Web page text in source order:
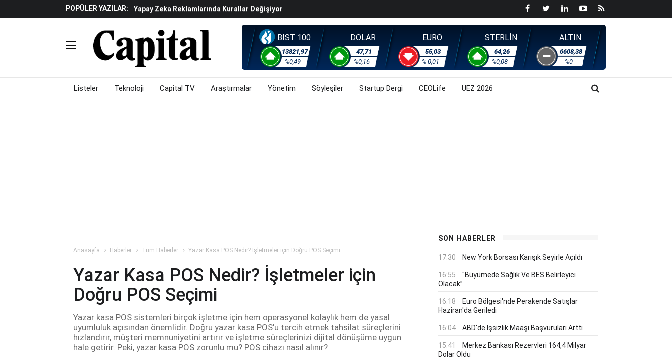
POPÜLER YAZILAR:
Yapay Zeka Reklamlarında Kurallar Değişiyor
Beyaz Eşya Sektöründe Daralma Sürüyor
Döviz Ve Altın Güne Nasıl Başladı? (31 Temmuz 2026)
Küresel Piyasalarda Teknoloji Rallisi Risk Iştahını Artırdı
Piyasalarda Gün Ortası: Borsa, Döviz Ve Altında Son Durum Ne? (31 Temmuz 2026)
BIST 100
13821,97
%0,49
DOLAR
47,71
%0,16
EURO
55,03
%-0,01
STERLİN
64,26
%0,08
ALTIN
6608,38
%0
Listeler Teknoloji Capital TV Araştırmalar Yönetim Söyleşiler Startup Dergi CEOLife UEZ 2026
Anasayfa Haberler Tüm Haberler Yazar Kasa POS Nedir? İşletmeler için Doğru POS Seçimi
Yazar Kasa POS Nedir? İşletmeler için
Doğru POS Seçimi
Yazar kasa POS sistemleri birçok işletme için hem operasyonel kolaylık hem de yasal
uyumluluk açısından önemlidir. Doğru yazar kasa POS’u tercih etmek tahsilat süreçlerini
hızlandırır, müşteri memnuniyetini artırır ve işletme süreçlerinizi dijital dönüşüme uygun
hale getirir. Peki, yazar kasa POS zorunlu mu? POS cihazı nasıl alınır?
SON HABERLER
17:30 New York Borsası Karışık Seyirle Açıldı
16:55
"Büyümede Sağlık Ve BES Belirleyici
Olacak”
16:18
Euro Bölgesi'nde Perakende Satışlar
Haziran'da Geriledi
16:04 ABD'de Işsizlik Maaşı Başvuruları Arttı
15:41
Merkez Bankası Rezervleri 164,4 Milyar
Dolar Oldu